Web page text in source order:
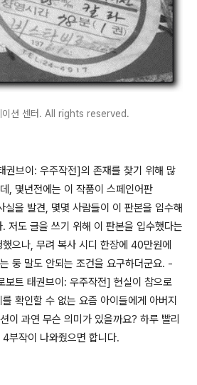
션 센터. All rights reserved.
권브이: 우주작전]의 존재를 찾기 위해 많
, 몇년전에는 이 작품이 스페인어판
을 발견, 몇몇 사람들이 이 판본을 입수해
저도 글을 쓰기 위해 이 판본을 입수했다는
으나, 무려 복사 시디 한장에 40만원에
둥 말도 안되는 조건을 요구하더군요. -
보트 태권브이: 우주작전] 현실이 참으로
확인할 수 없는 요즘 아이들에게 아버지
이 과연 무슨 의미가 있을까요? 하루 빨리
부작이 나와줬으면 합니다.